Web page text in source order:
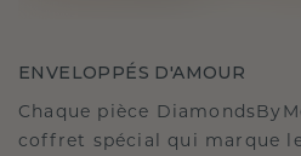
ENVELOPPÉS D'AMOUR
Chaque pièce
coffret spécial qui marque